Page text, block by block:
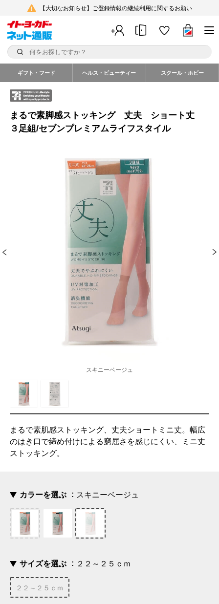
【大切なお知らせ】ご登録情報の継続利用に関するお願い
ギフト・フード ヘルス・ビューティー スクール・ホビー
まるで素脚感ストッキング 丈夫 ショート丈
３足組/セブンプレミアムライフスタイル
スキニーベージュ
まるで素肌感ストッキング、丈夫ショートミニ丈。幅広
のはき口で締め付けによる窮屈さを感じにくい、ミニ丈
ストッキング。
カラーを選ぶ スキニーベージュ
サイズを選ぶ ２２～２５ｃｍ
２２～２５ｃｍ